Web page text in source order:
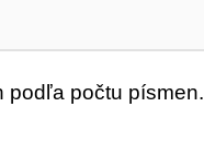
podľa počtu písmen.